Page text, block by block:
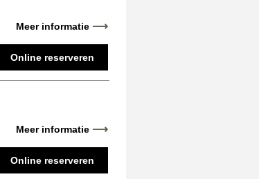
Meer informatie ⟶
Online reserveren
Meer informatie ⟶
Online reserveren